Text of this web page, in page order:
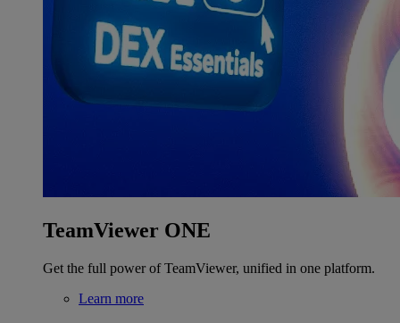
TeamViewer ONE
Get the full power of TeamViewer, unified in one platform.
Learn more